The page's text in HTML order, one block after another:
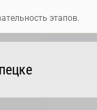
этапов.